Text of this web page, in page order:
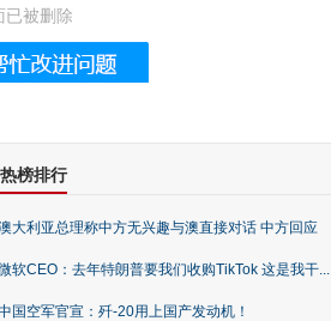
这个3.2米的长卷，还原了600岁的紫禁城
已被删除
榜排行
大利亚总理称中方无兴趣与澳直接对话 中方回应
软CEO：去年特朗普要我们收购TikTok 这是我干...
国空军官宣：歼-20用上国产发动机！